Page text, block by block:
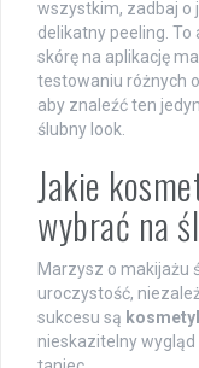
wszystkim, zadbaj o
delikatny peeling.
skórę na aplikację
testowaniu różnych
aby znaleźć ten
ślubny look.
Jakie
wybrać na
Marzysz o makijażu
uroczystość,
sukcesu są
nieskazitelny